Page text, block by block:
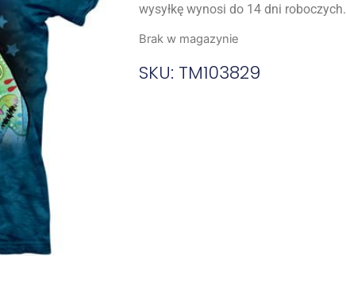
wysyłkę wynosi do 14 dni roboczych.
Brak w magazynie
SKU: TM103829